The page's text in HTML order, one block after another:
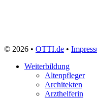
© 2026 • OTTI.de •
Weiterbildung
Altenpfleger
Architekten
Arzthelferin